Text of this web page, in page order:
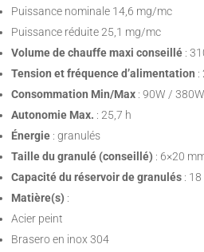
Puissance nominale 14,6 mg/mc
Puissance réduite 25,1 mg/mc
Volume de chauffe maxi conseillé :
Tension et fréquence d’alimentation :
Consommation Min/Max : 90W / 380W
Autonomie Max. : 25,7 h
Énergie : granulés
Taille du granulé (conseillé) : 6×20
Capacité du réservoir de granulés : 18
Matière(s) :
Acier peint
Brasero en inox 304